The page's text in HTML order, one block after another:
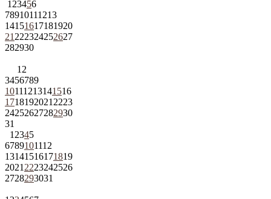
1 23456
78910111213
14151617181920
21 222324252627
282930
1 2
3456789
10111213141516
1718192021 2223
24252627282930
31
1 2345
6789101112
13141516171819
2021 2223242526
2728293031